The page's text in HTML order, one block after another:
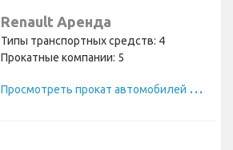
Renault Аренда
Типы транспортных средств: 4
Прокатные компании: 5
П
росмотреть прокат автомобилей Renault